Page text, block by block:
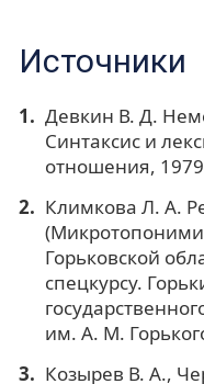
Источники
Девкин В. Д.
Синтаксис и
отношения,
Климкова Л. А.
Горьковской
спецкурсу.
им. A. M.
Козырев В. А.,